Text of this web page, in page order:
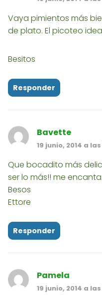
Vaya pimientos más
de plato. El picoteo
Besitos
Responder
Bavette
19 junio, 2014 a las
Que bocadito más
ser lo más!! me encanta.
Besos
Ettore
Responder
Pamela
19 junio, 2014 a